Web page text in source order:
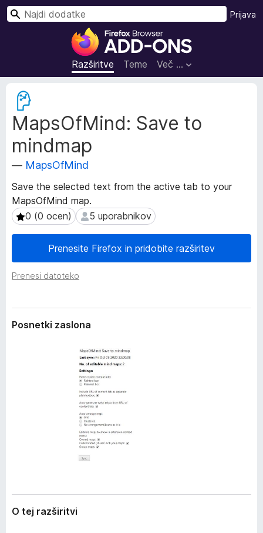
D
o
d
a
s
a
l
n
i
o
Razširitve Teme Več …
Prijava
MapsOfMind: Save to
mindmap
— MapsOfMind
Save the selected text from the active tab to your
MapsOfMind map.
0 (0 ocen)
0 (0 ocen) 5 uporabnikov
5 uporabnikov
Prenesite Firefox in pridobite razširitev
Prenesi datoteko
M
t
a
p
o
d
a
t
k
i
š
t
Posnetki zaslona
O tej razširitvi